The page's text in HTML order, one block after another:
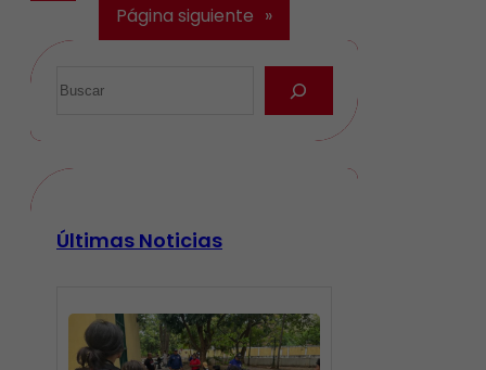
Página siguiente »
Últimas Noticias